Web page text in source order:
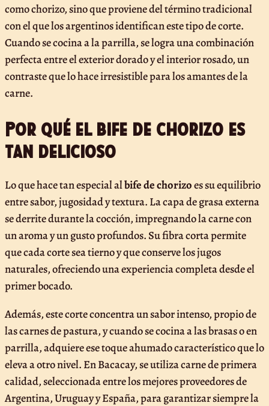
como chorizo, sino que proviene del término tradicional
con el que los argentinos identifican este tipo de corte.
Cuando se cocina a la parrilla, se logra una combinación
perfecta entre el exterior dorado y el interior rosado, un
contraste que lo hace irresistible para los amantes de la
carne.
Por qué el bife de chorizo es
tan delicioso
Lo que hace tan especial albife de chorizoes su equilibrio
entre sabor, jugosidad y textura. La capa de grasa externa
se derrite durante la cocción, impregnando la carne con
un aroma y un gusto profundos. Su fibra corta permite
que cada corte sea tierno y que conserve los jugos
naturales, ofreciendo una experiencia completa desde el
primer bocado.
Además, este corte concentra un sabor intenso, propio de
las carnes de pastura, y cuando se cocina a las brasas o en
parrilla, adquiere ese toque ahumado característico que lo
eleva a otro nivel. En Bacacay, se utiliza carne de primera
calidad, seleccionada entre los mejores proveedores de
Argentina, Uruguay y España, para garantizar siempre la